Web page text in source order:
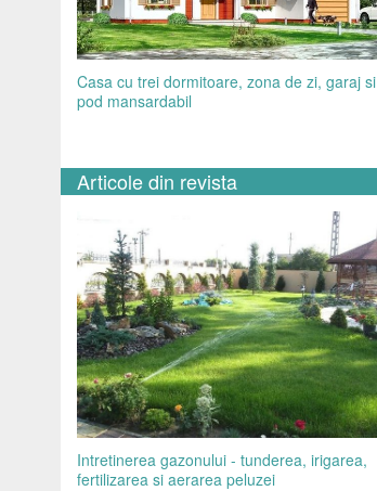
Casa cu trei dormitoare, zona de zi, garaj si
pod mansardabil
Articole din revista
Intretinerea gazonului - tunderea, irigarea,
fertilizarea si aerarea peluzei